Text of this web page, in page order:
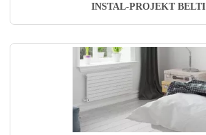
INSTAL-PROJEKT BELTI